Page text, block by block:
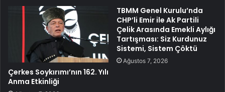
Çerkes Soykırımı’nın 162. Yılı
Anma Etkinliği
TBMM Genel Kurulu’nda
CHP’li Emir ile Ak Partili
Çelik Arasında Emekli Aylığı
Tartışması: Siz Kurdunuz
Sistemi, Sistem Çöktü
Ağustos 7, 2026